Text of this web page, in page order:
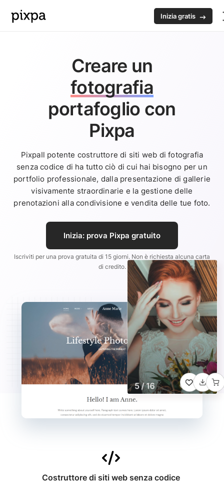
Inizia gratis
Creare un
fotografia
portafoglio con
Pixpa
PixpaIl potente costruttore di siti web di fotografia
senza codice di ha tutto ciò di cui hai bisogno per un
portfolio professionale, dalla presentazione di gallerie
visivamente straordinarie e la gestione delle
prenotazioni alla condivisione e vendita delle tue foto.
Inizia: prova Pixpa gratuito
Iscriviti per una prova gratuita di 15 giorni. Non è richiesta alcuna carta
di credito.
Costruttore di siti web senza codice